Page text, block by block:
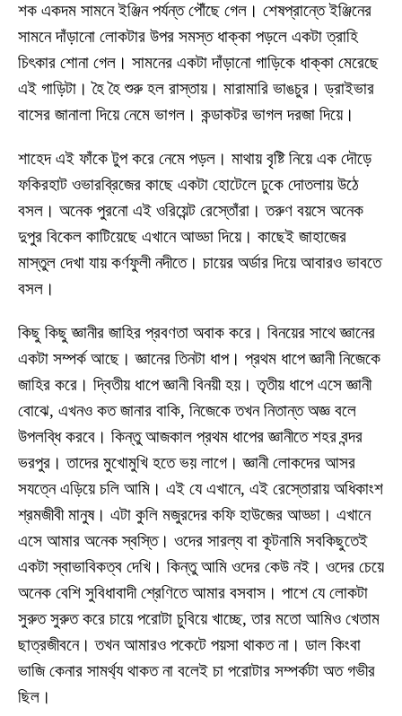
শক একদম সামনে ইঞ্জিন পর্যন্ত পৌঁছে গেল। শেষপ্রান্তে ইঞ্জিনের
সামনে দাঁড়ানো লোকটার উপর সমস্ত ধাক্কা পড়লে একটা ত্রাহি
চিৎকার শোনা গেল। সামনের একটা দাঁড়ানো গাড়িকে ধাক্কা মেরেছে
এই গাড়িটা। হৈ হৈ শুরু হল রাস্তায়। মারামারি ভাঙচুর। ড্রাইভার
বাসের জানালা দিয়ে নেমে ভাগল। কন্ডাকটর ভাগল দরজা দিয়ে।
শাহেদ এই ফাঁকে টুপ করে নেমে পড়ল। মাথায় বৃষ্টি নিয়ে এক দৌড়ে
ফকিরহাট ওভারব্রিজের কাছে একটা হোটেলে ঢুকে দোতলায় উঠে
বসল। অনেক পুরনো এই ওরিয়েন্ট রেস্তোঁরা। তরুণ বয়সে অনেক
দুপুর বিকেল কাটিয়েছে এখানে আড্ডা দিয়ে। কাছেই জাহাজের
মাস্তুল দেখা যায় কর্ণফুলী নদীতে। চায়ের অর্ডার দিয়ে আবারও ভাবতে
বসল।
কিছু কিছু জ্ঞানীর জাহির প্রবণতা অবাক করে। বিনয়ের সাথে জ্ঞানের
একটা সম্পর্ক আছে। জ্ঞানের তিনটা ধাপ। প্রথম ধাপে জ্ঞানী নিজেকে
জাহির করে। দ্বিতীয় ধাপে জ্ঞানী বিনয়ী হয়। তৃতীয় ধাপে এসে জ্ঞানী
বোঝে, এখনও কত জানার বাকি, নিজেকে তখন নিতান্ত অজ্ঞ বলে
উপলব্ধি করবে। কিন্তু আজকাল প্রথম ধাপের জ্ঞানীতে শহর বন্দর
ভরপুর। তাদের মুখোমুখি হতে ভয় লাগে। জ্ঞানী লোকদের আসর
সযত্নে এড়িয়ে চলি আমি। এই যে এখানে, এই রেস্তোরায় অধিকাংশ
শ্রমজীবী মানুষ। এটা কুলি মজুরদের কফি হাউজের আড্ডা। এখানে
এসে আমার অনেক স্বস্তি। ওদের সারল্য বা কূটনামি সবকিছুতেই
একটা স্বাভাবিকত্ব দেখি। কিন্তু আমি ওদের কেউ নই। ওদের চেয়ে
অনেক বেশি সুবিধাবাদী শ্রেণিতে আমার বসবাস। পাশে যে লোকটা
সুরুত সুরুত করে চায়ে পরোটা চুবিয়ে খাচ্ছে, তার মতো আমিও খেতাম
ছাত্রজীবনে। তখন আমারও পকেটে পয়সা থাকত না। ডাল কিংবা
ভাজি কেনার সামর্থ্য থাকত না বলেই চা পরোটার সম্পর্কটা অত গভীর
ছিল।